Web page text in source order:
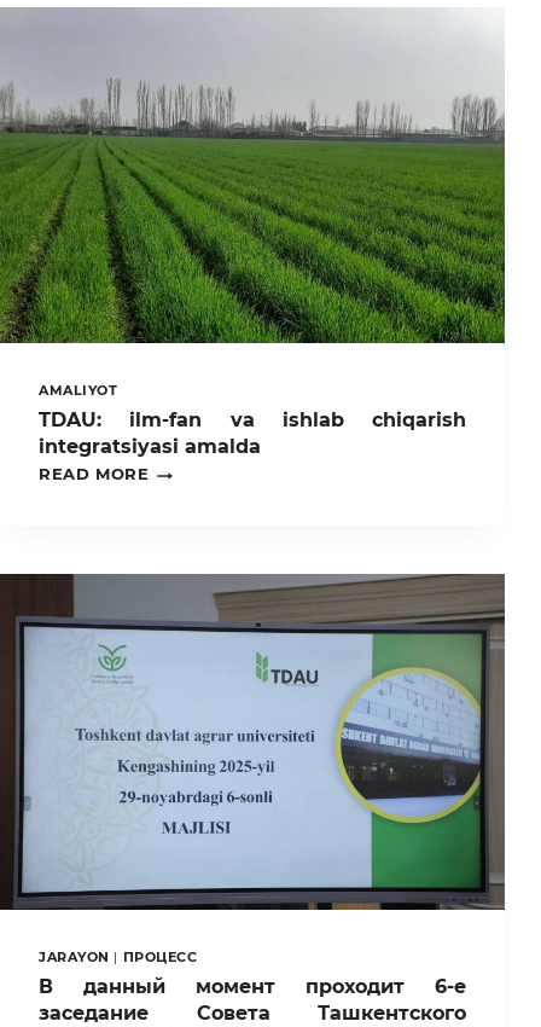
AMALIYOT
TDAU: ilm-fan va ishlab chiqarish
integratsiyasi amalda
READ MORE
TDAU:
CHIQARISH
AMALDA
JARAYON | ПРОЦЕСС
В данный момент проходит 6-е
заседание Совета Ташкентского